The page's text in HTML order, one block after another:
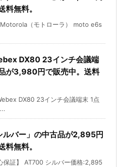
料無料。
（モトローラ） moto e6s
DX80 23インチ会議端
が3,980円で販売中。送料
DX80 23インチ会議端末 1点
ルバー」の中古品が2,895円
料無料。
保証】 AT700 シルバー価格:2,895